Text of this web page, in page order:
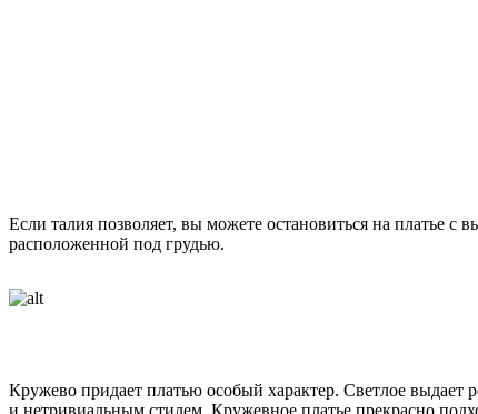
Если талия позволяет, вы можете остановиться на платье
расположенной под грудью.
Кружево придает платью особый характер. Светлое выдает
и нетривиальным стилем. Кружевное платье прекрасно